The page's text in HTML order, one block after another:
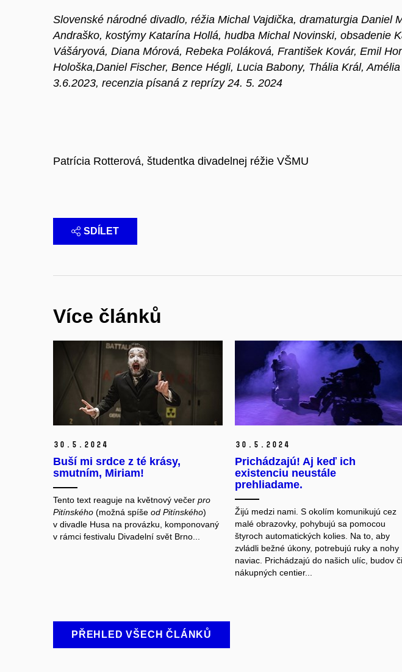
Slovenské národné divadlo, réžia Michal Vajdička, dramaturgia Daniel
Andraško, kostýmy Katarína Hollá, hudba Michal Novinski, obsadenie
Vášáryová, Diana Mórová, Rebeka Poláková, František Kovár, Emil
Hološka,Daniel Fischer, Bence Hégli, Lucia Babony, Thália Král,Amélia
3.6.2023, recenzia písaná z reprízy 24. 5. 2024
Patrícia Rotterová, študentka divadelnej réžie VŠMU
SDÍLET
Více článků
30. 5. 2024
Buší mi srdce z té krásy,
smutním, Miriam!
Tento text reaguje na květnový večer pro
Pitínského (možná spíše od Pitínského)
v divadle Husa na provázku, komponovaný
v rámci festivalu Divadelní svět Brno...
30. 5. 2024
Prichádzajú! Aj keď ich
existenciu neustále
prehliadame.
Žijú medzi nami. S okolím komunikujú cez
malé obrazovky, pohybujú sa pomocou
štyroch automatických kolies. Na to, aby
zvládli bežné úkony, potrebujú ruky a nohy
naviac. Prichádzajú do našich ulíc, budov či
nákupných centier...
PŘEHLED VŠECH ČLÁNKŮ